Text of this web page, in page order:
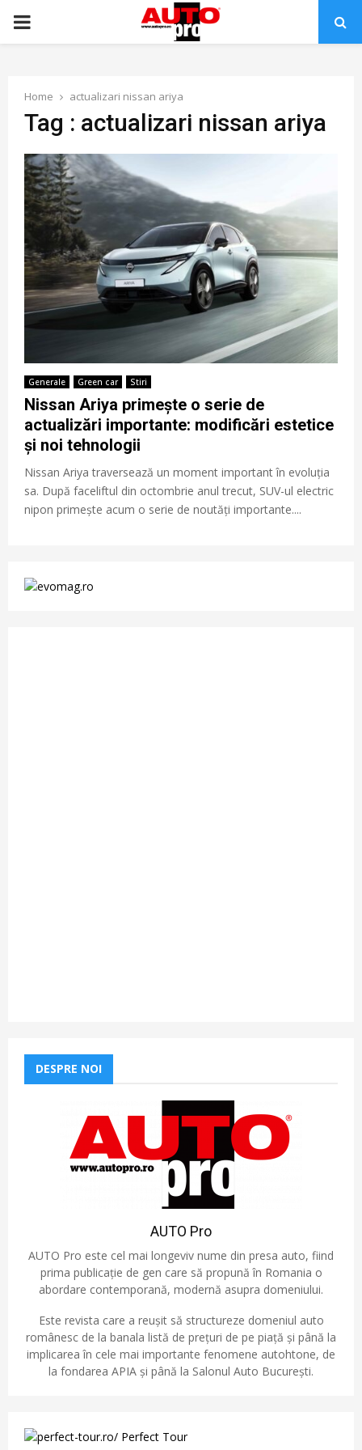
PRIMARY
Home actualizari nissan ariya
Tag : actualizari nissan ariya
Generale Green car Stiri
Nissan Ariya primește o serie de
actualizări importante: modificări estetice
și noi tehnologii
Nissan Ariya traversează un moment important în evoluția
sa. După faceliftul din octombrie anul trecut, SUV-ul electric
nipon primește acum o serie de noutăți importante....
DESPRE NOI
AUTO Pro
AUTO Pro este cel mai longeviv nume din presa auto, fiind
prima publicație de gen care să propună în Romania o
abordare contemporană, modernă asupra domeniului.
Este revista care a reușit să structureze domeniul auto
românesc de la banala listă de prețuri de pe piață și până la
implicarea în cele mai importante fenomene autohtone, de
la fondarea APIA și până la Salonul Auto București.